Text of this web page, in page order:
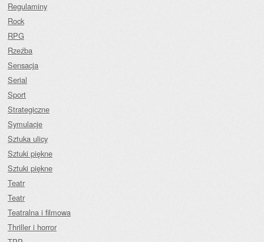
Regulaminy
Rock
RPG
Rzeźba
Sensacja
Serial
Sport
Strategiczne
Symulacje
Sztuka ulicy
Sztuki piękne
Sztuki piękne
Teatr
Teatr
Teatralna i filmowa
Thriller i horror